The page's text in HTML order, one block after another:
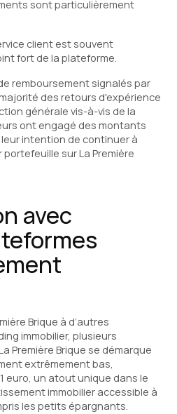
sont particulièrement
client est souvent
fort de la plateforme.
remboursement signalés par
des retours d'expérience
générale vis-à-vis de la
ont engagé des montants
intention de continuer à
sur La Première
avec
Brique à d’autres
immobilier, plusieurs
Première Brique se démarque
extrêmement bas,
euro, un atout unique dans le
immobilier accessible à
les petits épargnants.